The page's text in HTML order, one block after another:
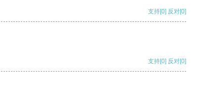
支持[0] 反对[0]
支持[0] 反对[0]